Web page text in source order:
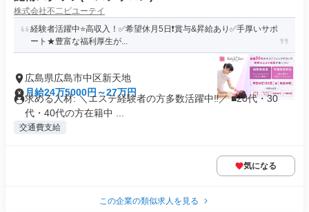
株式会社不二ビユーテイ
経験者活躍中⭐️高収入！✅希望休月5日❗️賞与&昇給あり✅手厚いサポ
ート★豊富な福利厚生が...
広島県広島市中区新天地
月給24万5000円～27万円
求める人材: ＼エステ経験者の方多数活躍中‼／ ■20代・30
代・40代の方在籍中 ...
交通費支給
気になる
この企業の類似求人を見る